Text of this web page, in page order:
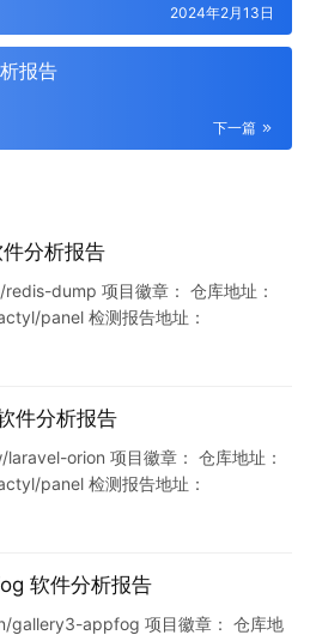
2024年2月13日
报告
下一篇
分析报告
dump 项目徽章： 仓库地址：
panel 检测报告地址：
此报告由Murphysec提供 …
件分析报告
orion 项目徽章： 仓库地址：
panel 检测报告地址：
此报告由Murphys…
软件分析报告
gallery3-appfog 项目徽章： 仓库地